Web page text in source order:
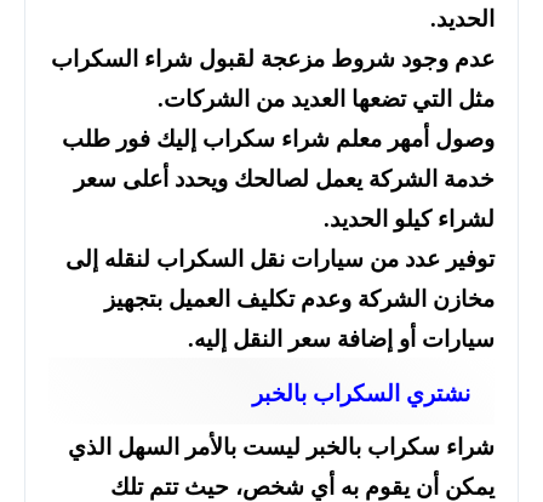
الحديد.
عدم وجود شروط مزعجة لقبول شراء السكراب
مثل التي تضعها العديد من الشركات.
وصول أمهر معلم شراء سكراب إليك فور طلب
خدمة الشركة يعمل لصالحك ويحدد أعلى سعر
لشراء كيلو الحديد.
توفير عدد من سيارات نقل السكراب لنقله إلى
مخازن الشركة وعدم تكليف العميل بتجهيز
سيارات أو إضافة سعر النقل إليه.
نشتري السكراب بالخبر
شراء سكراب بالخبر ليست بالأمر السهل الذي
يمكن أن يقوم به أي شخص، حيث تتم تلك